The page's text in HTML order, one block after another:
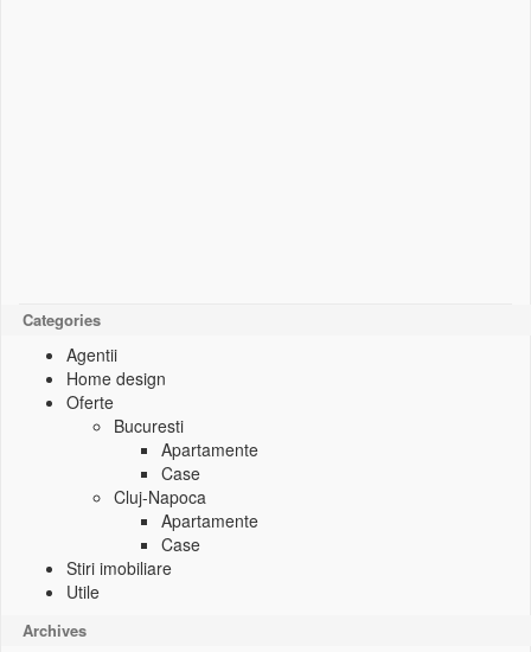
Categories
Agentii
Home design
Oferte
Bucuresti
Apartamente
Case
Cluj-Napoca
Apartamente
Case
Stiri imobiliare
Utile
Archives